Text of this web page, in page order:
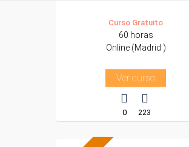
Curso Gratuito
60 horas
Online (Madrid )
Ver curso
0 223